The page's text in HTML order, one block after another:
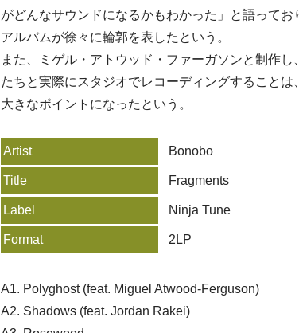
がどんなサウンドになるかもわかった」と語ってお
アルバムが徐々に輪郭を表したという。
また、ミゲル・アトウッド・ファーガソンと制作
たちと実際にスタジオでレコーディングすること
大きなポイントになったという。
Artist Bonobo
Title Fragments
Label Ninja Tune
Format 2LP
A1. Polyghost (feat. Miguel Atwood-Ferguson)
A2. Shadows (feat. Jordan Rakei)